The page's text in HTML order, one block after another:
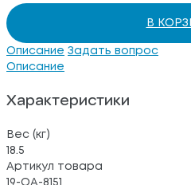
В
Описание Задать вопрос
Описание
Характеристики
Вес (кг)
18.5
Артикул товара
19-OA-8151